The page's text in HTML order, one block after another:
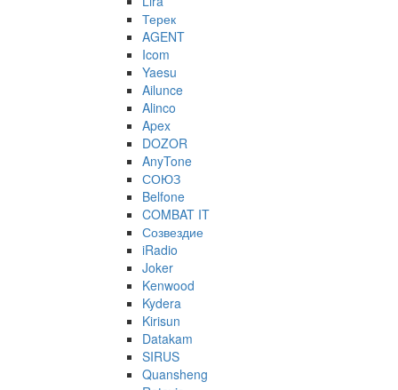
Терек
AGENT
Icom
Yaesu
Ailunce
Alinco
Apex
DOZOR
AnyTone
СОЮЗ
Belfone
COMBAT IT
Созвездие
iRadio
Joker
Kenwood
Kydera
Kirisun
Datakam
SIRUS
Quansheng